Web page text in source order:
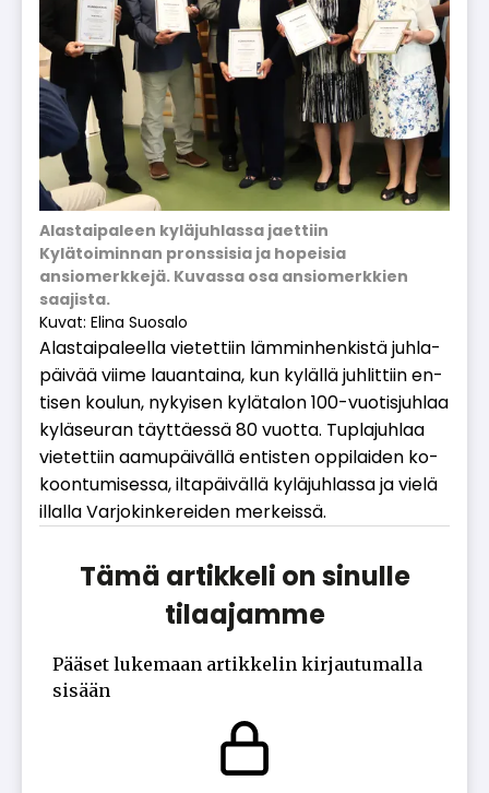
Alastaipaleen kyläjuhlassa jaettiin
Kylätoiminnan pronssisia ja hopeisia
ansiomerkkejä. Kuvassa osa ansiomerkkien
saajista.
Kuvat: Elina Suosalo
Alas­tai­pa­leel­la vie­tet­tiin läm­min­hen­kis­tä juh­la­
päi­vää vii­me lau­an­tai­na, kun ky­läl­lä juh­lit­tiin en­
ti­sen kou­lun, ny­kyi­sen ky­lä­ta­lon 100-vuo­tis­juh­laa
ky­lä­seu­ran täyt­tä­es­sä 80 vuot­ta. Tup­la­juh­laa
vie­tet­tiin aa­mu­päi­väl­lä en­tis­ten op­pi­lai­den ko­
koon­tu­mi­ses­sa, il­ta­päi­väl­lä ky­lä­juh­las­sa ja vie­lä
il­lal­la Var­jo­kin­ke­rei­den mer­keis­sä.
Tämä artikkeli on sinulle
tilaajamme
Pääset lukemaan artikkelin kirjautumalla
sisään